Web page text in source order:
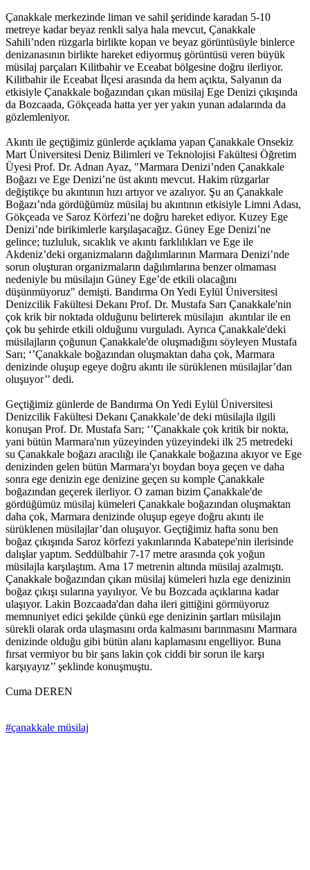
Çanakkale merkezinde liman ve sahil şeridinde karadan 5-10
metreye kadar beyaz renkli salya hala mevcut, Çanakkale
Sahili’nden rüzgarla birlikte kopan ve beyaz görüntüsüyle binlerce
denizanasının birlikte hareket ediyormuş görüntüsü veren büyük
müsilaj parçaları Kilitbahir ve Eceabat bölgesine doğru ilerliyor.
Kilitbahir ile Eceabat İlçesi arasında da hem açıkta, Salyanın da
etkisiyle Çanakkale boğazından çıkan müsilaj Ege Denizi çıkışında
da Bozcaada, Gökçeada hatta yer yer yakın yunan adalarında da
gözlemleniyor.
Akıntı ile geçtiğimiz günlerde açıklama yapan Çanakkale Onsekiz
Mart Üniversitesi Deniz Bilimleri ve Teknolojisi Fakültesi Öğretim
Üyesi Prof. Dr. Adnan Ayaz, "Marmara Denizi’nden Çanakkale
Boğazı ve Ege Denizi’ne üst akıntı mevcut. Hakim rüzgarlar
değiştikçe bu akıntının hızı artıyor ve azalıyor. Şu an Çanakkale
Boğazı’nda gördüğümüz müsilaj bu akıntının etkisiyle Limni Adası,
Gökçeada ve Saroz Körfezi’ne doğru hareket ediyor. Kuzey Ege
Denizi’nde birikimlerle karşılaşacağız. Güney Ege Denizi’ne
gelince; tuzluluk, sıcaklık ve akıntı farklılıkları ve Ege ile
Akdeniz’deki organizmaların dağılımlarının Marmara Denizi’nde
sorun oluşturan organizmaların dağılımlarına benzer olmaması
nedeniyle bu müsilajın Güney Ege’de etkili olacağını
düşünmüyoruz" demişti. Bandırma On Yedi Eylül Üniversitesi
Denizcilik Fakültesi Dekanı Prof. Dr. Mustafa Sarı Çanakkale'nin
çok krik bir noktada olduğunu belirterek müsilajın akıntılar ile en
çok bu şehirde etkili olduğunu vurguladı. Ayrıca Çanakkale'deki
müsilajların çoğunun Çanakkale'de oluşmadığını söyleyen Mustafa
Sarı; ‘’Çanakkale boğazından oluşmaktan daha çok, Marmara
denizinde oluşup egeye doğru akıntı ile sürüklenen müsilajlar’dan
oluşuyor’’ dedi.
Geçtiğimiz günlerde de Bandırma On Yedi Eylül Üniversitesi
Denizcilik Fakültesi Dekanı Çanakkale’de deki müsilajla ilgili
konuşan Prof. Dr. Mustafa Sarı; ‘’Çanakkale çok kritik bir nokta,
yani bütün Marmara'nın yüzeyinden yüzeyindeki ilk 25 metredeki
su Çanakkale boğazı aracılığı ile Çanakkale boğazına akıyor ve Ege
denizinden gelen bütün Marmara'yı boydan boya geçen ve daha
sonra ege denizin ege denizine geçen su komple Çanakkale
boğazından geçerek ilerliyor. O zaman bizim Çanakkale'de
gördüğümüz müsilaj kümeleri Çanakkale boğazından oluşmaktan
daha çok, Marmara denizinde oluşup egeye doğru akıntı ile
sürüklenen müsilajlar’dan oluşuyor. Geçtiğimiz hafta sonu ben
boğaz çıkışında Saroz körfezi yakınlarında Kabatepe'nin ilerisinde
dalışlar yaptım. Seddülbahir 7-17 metre arasında çok yoğun
müsilajla karşılaştım. Ama 17 metrenin altında müsilaj azalmıştı.
Çanakkale boğazından çıkan müsilaj kümeleri hızla ege denizinin
boğaz çıkışı sularına yayılıyor. Ve bu Bozcada açıklarına kadar
ulaşıyor. Lakin Bozcaada'dan daha ileri gittiğini görmüyoruz
memnuniyet edici şekilde çünkü ege denizinin şartları müsilajın
sürekli olarak orda ulaşmasını orda kalmasını barınmasını Marmara
denizinde olduğu gibi bütün alanı kaplamasını engelliyor. Buna
fırsat vermiyor bu bir şans lakin çok ciddi bir sorun ile karşı
karşıyayız’’ şeklinde konuşmuştu.
Cuma DEREN
#çanakkale müsilaj